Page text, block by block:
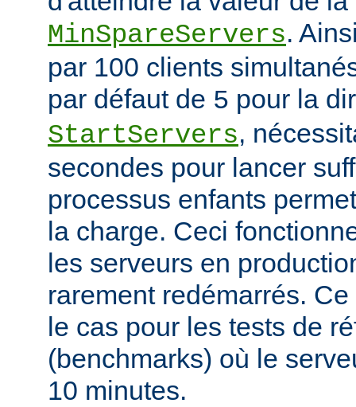
MinSpareServers.
par 100 clients
par défaut de 5 pour la
StartServers,
secondes pour lancer
processus enfants
la charge. Ceci
les serveurs en
rarement redémarrés.
le cas pour les tests de
(benchmarks) où le
10 minutes.